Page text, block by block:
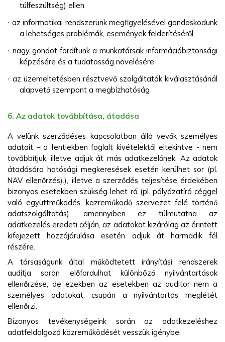
túlfeszültség) ellen
·az informatikai rendszerünk megfigyelésével gondoskodunk
a lehetséges problémák, események felderítéséről
· nagy gondot fordítunk a munkatársak információbiztonsági
képzésére és a tudatosság növelésére
· az üzemeltetésben résztvevő szolgáltatók kiválasztásánál
alapvető szempont a megbízhatóság
6. Az adatok továbbítása, átadása
A velünk szerződéses kapcsolatban álló vevők személyes
adatait – a fentiekben foglalt kivételektől eltekintve - nem
továbbítjuk, illetve adjuk át más adatkezelőnek. Az adatok
átadására hatósági megkeresések esetén kerülhet sor (pl.
NAV ellenőrzés).), illetve a szerződés teljesítése érdekében
bizonyos esetekben szükség lehet rá (pl. pályázatíró céggel
való együttműködés, közreműködő szervezet felé történő
adatszolgáltatás), amennyiben ez túlmutatna az
adatkezelés eredeti célján, az adatokat kizárólag az érintett
kifejezett hozzájárulása esetén adjuk át harmadik fél
részére.
A társaságunk által működtetett irányítási rendszerek
auditja során előfordulhat különböző nyilvántartások
ellenőrzése, de ezekben az esetekben az auditor nem a
személyes adatokat, csupán a nyilvántartás meglétét
ellenőrzi.
Bizonyos tevékenységeink során az adatkezeléshez
adatfeldolgozó közreműködését vesszük igénybe.